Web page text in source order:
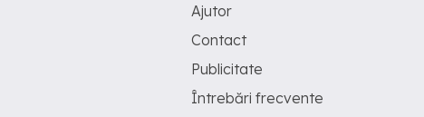
Ajutor
Contact
Publicitate
Întrebări frecvente